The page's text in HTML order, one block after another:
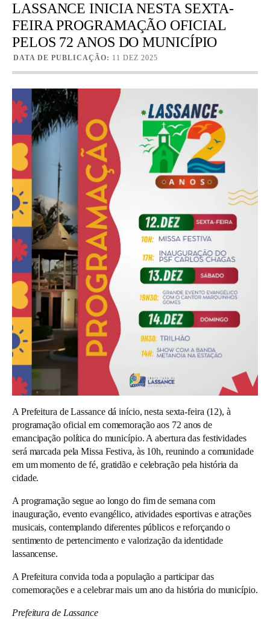
LASSANCE INICIA NESTA SEXTA-
FEIRA PROGRAMAÇÃO OFICIAL
PELOS 72 ANOS DO MUNICÍPIO
DATA DE PUBLICAÇÃO: 11 DEZ 2025
A Prefeitura de Lassance dá início, nesta sexta-feira (12), à
programação oficial em comemoração aos 72 anos de
emancipação política do município. A abertura das festividades
será marcada pela Missa Festiva, às 10h, reunindo a comunidade
em um momento de fé, gratidão e celebração pela história da
cidade.
A programação segue ao longo do fim de semana com
inauguração, evento evangélico, atividades esportivas e atrações
musicais, contemplando diferentes públicos e reforçando o
sentimento de pertencimento e valorização da identidade
lassancense.
A Prefeitura convida toda a população a participar das
comemorações e a celebrar mais um ano da história do município.
Prefeitura de Lassance